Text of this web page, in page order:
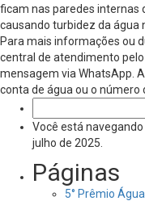
ficam nas paredes internas
causando turbidez da água
Para mais informações ou
central de atendimento
mensagem via WhatsApp.
conta de água ou o número
por:
Você está
julho de 2025.
Páginas
5° Prêmio